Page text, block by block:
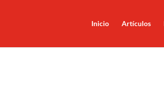
Inicio Artículos